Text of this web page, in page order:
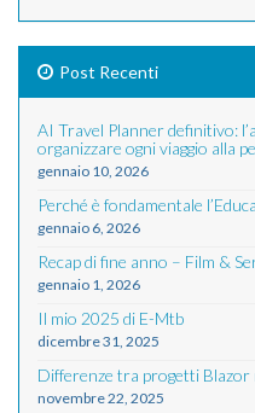
Post Recenti
AI Travel Planner definitivo:
organizzare ogni viaggio alla
gennaio 10, 2026
Perché è fondamentale
gennaio 6, 2026
Recap di fine anno – Film &
gennaio 1, 2026
Il mio 2025 di E-Mtb
dicembre 31, 2025
Differenze tra progetti Blazor
novembre 22, 2025